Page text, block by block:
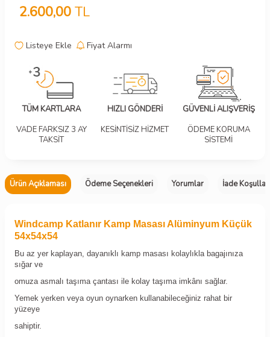
2.600,00 TL
Listeye Ekle Fiyat Alarmı
TÜM KARTLARA
VADE FARKSIZ 3 AY
TAKSİT
HIZLI GÖNDERİ
KESİNTİSİZ HİZMET
GÜVENLİ ALIŞVERİŞ
ÖDEME KORUMA
SİSTEMİ
Ürün Açıklaması Ödeme Seçenekleri Yorumlar İade Koşulları
Windcamp Katlanır Kamp Masası Alüminyum Küçük
54x54x54
Bu az yer kaplayan, dayanıklı kamp masası kolaylıkla bagajınıza
sığar ve
omuza asmalı taşıma çantası ile kolay taşıma imkânı sağlar.
Yemek yerken veya oyun oynarken kullanabileceğiniz rahat bir
yüzeye
sahiptir.